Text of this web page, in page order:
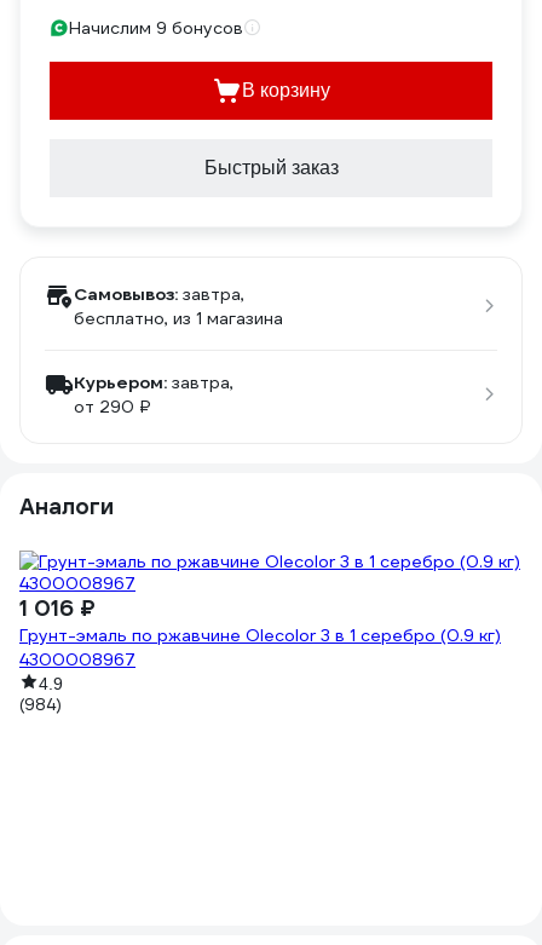
Начислим 9 бонусов
В корзину
Быстрый заказ
Самовывоз: завтра,
бесплатно, из 1 магазина
Курьером: завтра,
от 290 ₽
Аналоги
1 016 ₽
Грунт-эмаль по ржавчине Olecolor 3 в 1 серебро (0.9 кг)
4300008967
4.9
(984)